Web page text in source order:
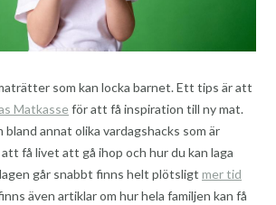
som kan locka barnet. Ett tips är att
Matkasse för att få inspiration till ny mat.
bland annat olika vardagshacks som är
få livet att gå ihop och hur du kan laga
går snabbt finns helt plötsligt mer tid
även artiklar om hur hela familjen kan få